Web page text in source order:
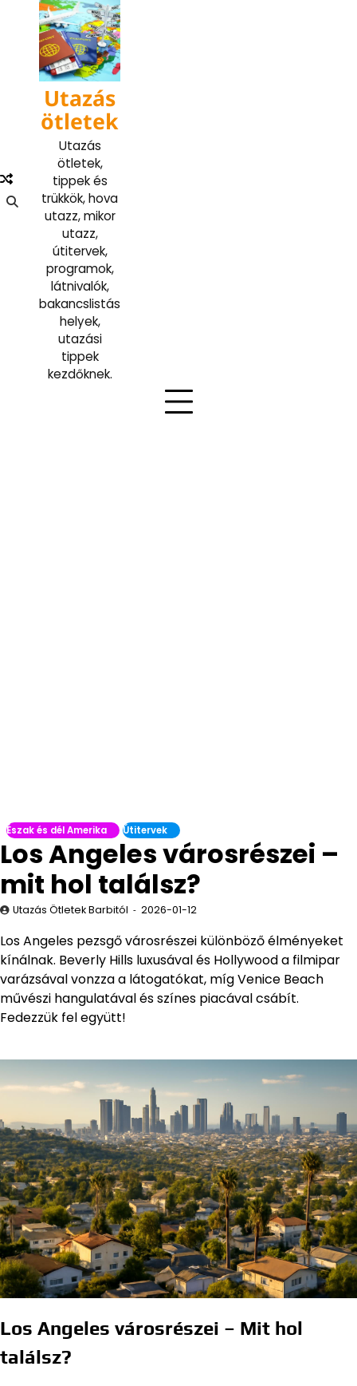
content
Utazás
ötletek
Utazás
ötletek,
tippek és
trükkök, hova
utazz, mikor
utazz,
útitervek,
programok,
látnivalók,
bakancslistás
helyek,
utazási
tippek
kezdőknek.
Észak és dél Amerika Útitervek
Los Angeles városrészei –
mit hol találsz?
Utazás Ötletek Barbitól 2026-01-12
Los Angeles pezsgő városrészei különböző élményeket
kínálnak. Beverly Hills luxusával és Hollywood a filmipar
varázsával vonzza a látogatókat, míg Venice Beach
művészi hangulatával és színes piacával csábít.
Fedezzük fel együtt!
Los Angeles városrészei – Mit hol
találsz?